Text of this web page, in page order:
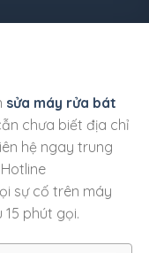
sửa máy rửa bát
chưa biết địa chỉ
hệ ngay trung
sự cố trên máy
phút gọi.